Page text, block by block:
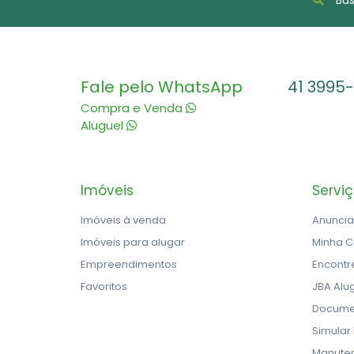
Fale pelo WhatsApp
Compra e Venda
Aluguel
41
Imóveis
Imóveis à venda
Imóveis para alugar
Empreendimentos
Favoritos
Minha
JBA